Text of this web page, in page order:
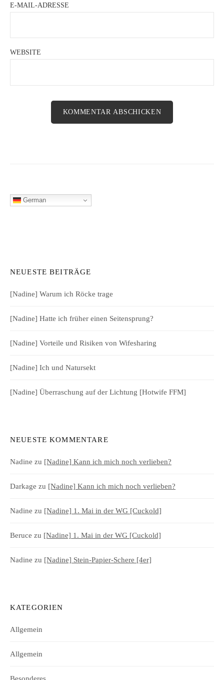
E-MAIL-ADRESSE
WEBSITE
German
NEUESTE BEITRÄGE
[Nadine] Warum ich Röcke trage
[Nadine] Hatte ich früher einen Seitensprung?
[Nadine] Vorteile und Risiken von Wifesharing
[Nadine] Ich und Natursekt
[Nadine] Überraschung auf der Lichtung [Hotwife FFM]
NEUESTE KOMMENTARE
Nadine zu [Nadine] Kann ich mich noch verlieben?
Darkage zu [Nadine] Kann ich mich noch verlieben?
Nadine zu [Nadine] 1. Mai in der WG [Cuckold]
Beruce zu [Nadine] 1. Mai in der WG [Cuckold]
Nadine zu [Nadine] Stein-Papier-Schere [4er]
KATEGORIEN
Allgemein
Allgemein